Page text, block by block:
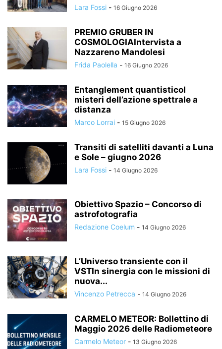
Lara Fossi - 16 Giugno 2026
PREMIO GRUBER IN
COSMOLOGIAIntervista a
Nazzareno Mandolesi
Frida Paolella - 16 Giugno 2026
Entanglement quantisticoI
misteri dell’azione spettrale a
distanza
Marco Lorrai - 15 Giugno 2026
Transiti di satelliti davanti a Luna
e Sole – giugno 2026
Lara Fossi - 14 Giugno 2026
Obiettivo Spazio – Concorso di
astrofotografia
Redazione Coelum - 14 Giugno 2026
L’Universo transiente con il
VSTIn sinergia con le missioni di
nuova...
Vincenzo Petrecca - 14 Giugno 2026
CARMELO METEOR: Bollettino di
Maggio 2026 delle Radiometeore
Carmelo Meteor - 13 Giugno 2026